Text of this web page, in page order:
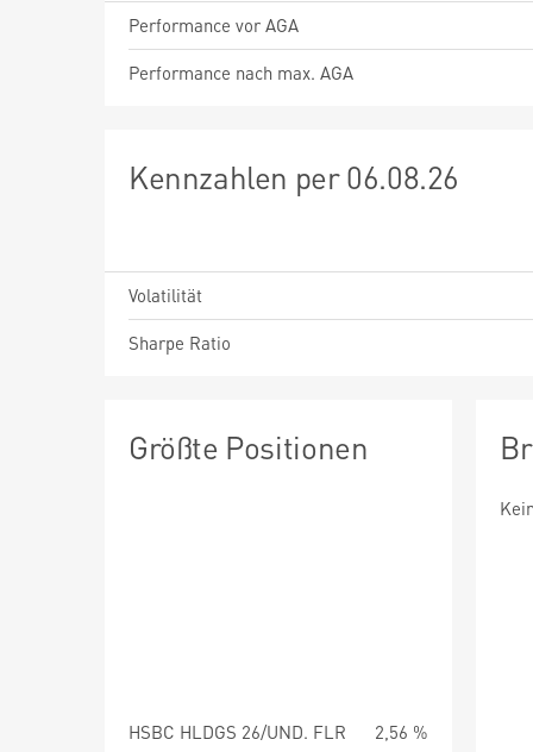
Performance vor AGA
Performance nach max. AGA
Kennzahlen per 06.08.26
Volatilität
Sharpe Ratio
Größte Positionen
HSBC HLDGS 26/UND. FLR
2,56 %